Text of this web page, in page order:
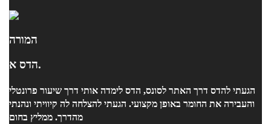
המורה
הדס א.
הגעתי להדס דרך האתר לסונס, הדס לימדה אותי דרך שיעור פרונטלי
והעבירה את החומר באופן מקצועי. הגעתי להצלחה לה קיוויתי ונהנתי
מהדרך. ממליץ בחום